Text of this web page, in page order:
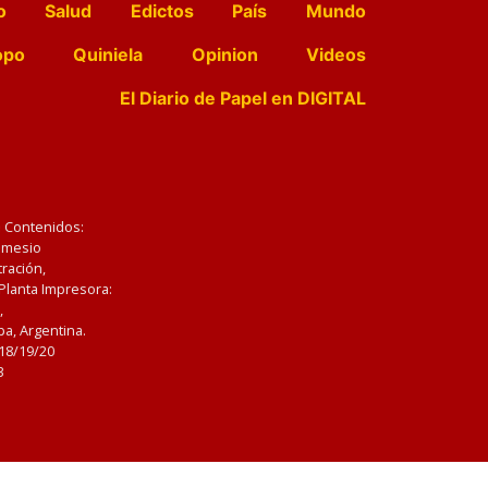
Salud Edictos País
Mundo
Quiniela Opinion
Videos
El Diario de Papel en DIGITAL
Impresora:
Argentina.
19/20